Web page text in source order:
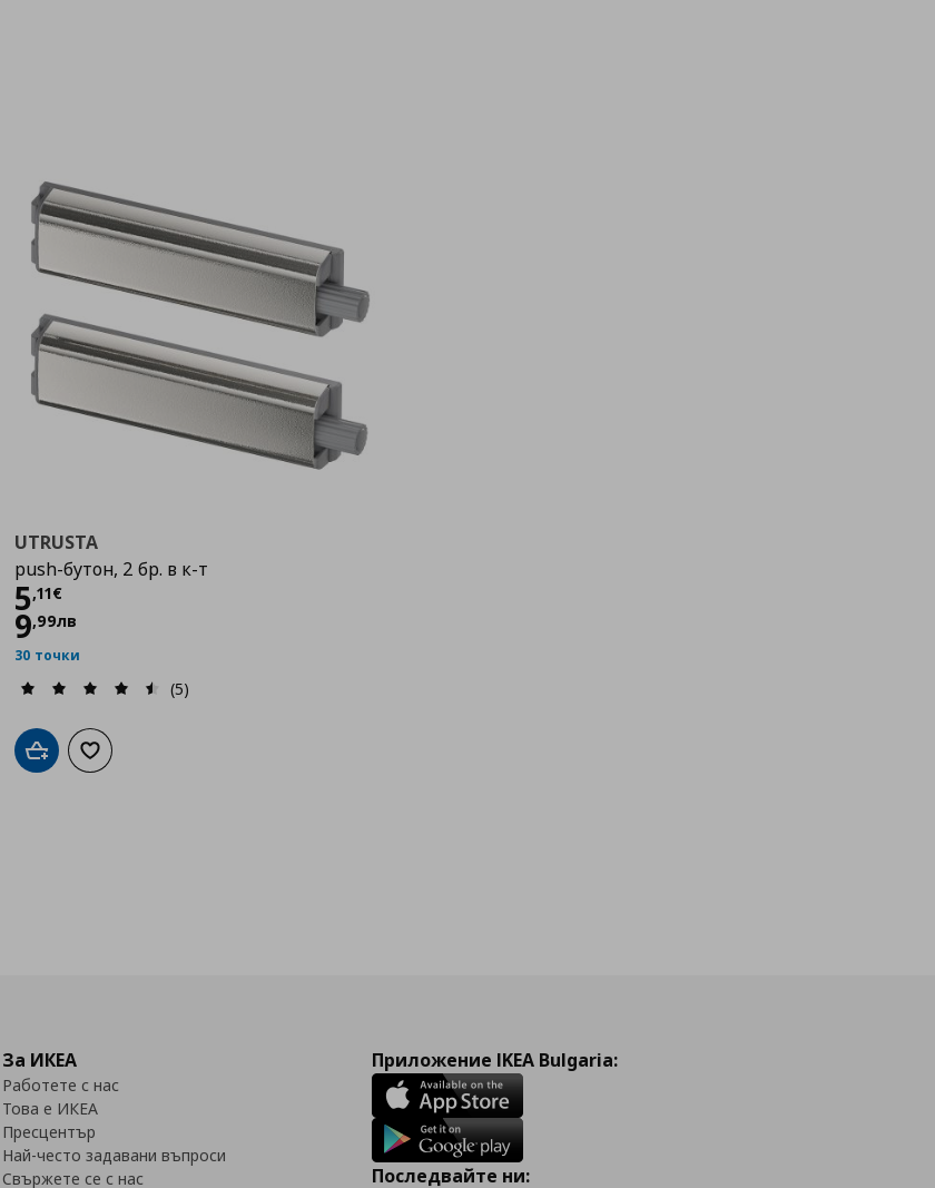
UTRUSTA
push-бутон, 2 бр. в к-т
5,11€
Цена
9,99лв
30 точки
(5)
Добави в кошницата
Добави към списъка с любими
За ИКЕА
Работете с нас
Това е ИКЕА
Пресцентър
Най-често задавани въпроси
Свържете се с нас
Приложение IKEA Bulgaria:
Последвайте ни: